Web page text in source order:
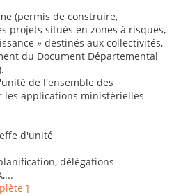
(permis de construire,
projets situés en zones à risques,
» destinés aux collectivités,
du Document Départemental
de l'ensemble des
les applications ministérielles
d'unité
délégations
]